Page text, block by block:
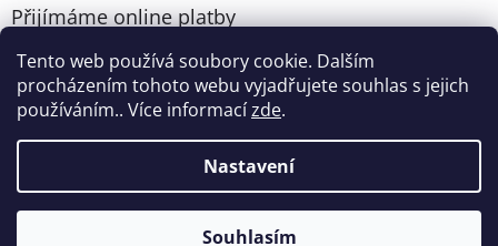
Tento web používá soubory cookie. Dalším
procházením tohoto webu vyjadřujete souhlas s jejich
používáním.. Více informacízde.
Nastavení
Souhlasím
Přijímáme online platby
Vytvořil Shoptet
CARVEL.CZ. Všechna práva vyhrazena.